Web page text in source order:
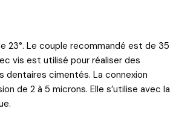
23°. Le couple recommandé est de 35
vis est utilisé pour réaliser des
dentaires cimentés. La connexion
de 2 à 5 microns. Elle s’utilise avec la